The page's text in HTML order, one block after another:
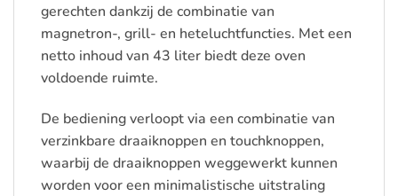
gerechten dankzij de combinatie van
magnetron-, grill- en heteluchtfuncties. Met een
netto inhoud van 43 liter biedt deze oven
voldoende ruimte.
De bediening verloopt via een combinatie van
verzinkbare draaiknoppen en touchknoppen,
waarbij de draaiknoppen weggewerkt kunnen
worden voor een minimalistische uitstraling